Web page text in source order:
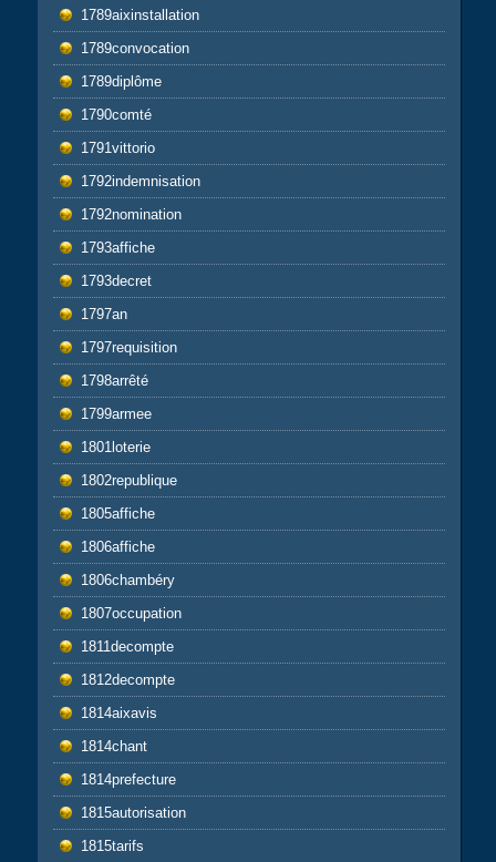
1789aixinstallation
1789convocation
1789diplôme
1790comté
1791vittorio
1792indemnisation
1792nomination
1793affiche
1793decret
1797an
1797requisition
1798arrêté
1799armee
1801loterie
1802republique
1805affiche
1806affiche
1806chambéry
1807occupation
1811decompte
1812decompte
1814aixavis
1814chant
1814prefecture
1815autorisation
1815tarifs